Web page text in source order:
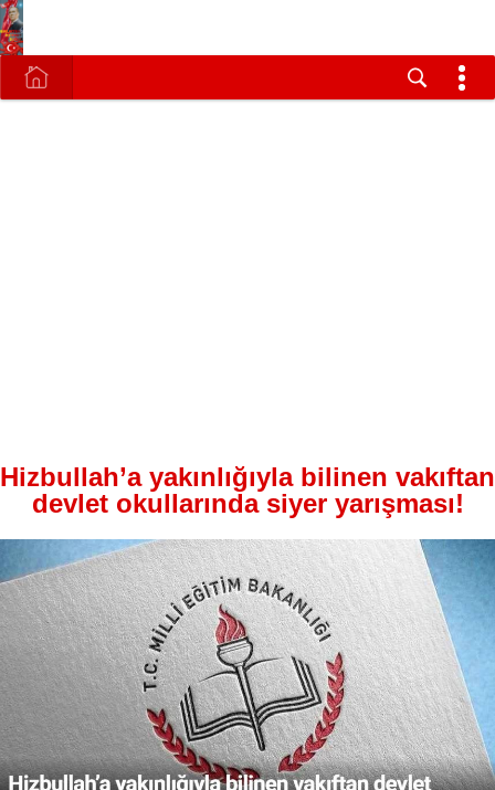
Hizbullah’a yakınlığıyla bilinen vakıftan
devlet okullarında siyer yarışması!